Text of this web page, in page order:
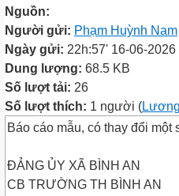
Nguồn:
Người gửi: Phạm Huỳnh Nam
Ngày gửi: 22h:57' 16-06-2026
Dung lượng: 68.5 KB
Số lượt tải: 26
Số lượt thích: 1 người (
Báo cáo mẫu, có thay đổi một
ĐẢNG ỦY XÃ BÌNH AN
CB TRƯỜNG TH BÌNH AN